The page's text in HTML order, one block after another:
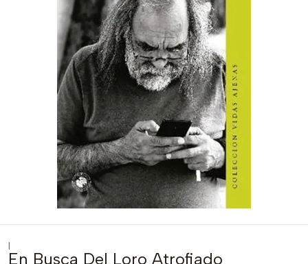
|
En Busca Del Loro Atrofiado